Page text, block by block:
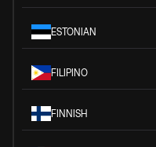
ESTONIAN
FILIPINO
FINNISH